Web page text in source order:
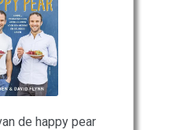
de happy pear